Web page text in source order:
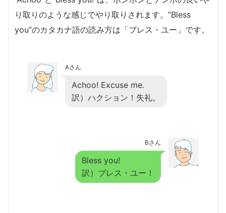
り取りのような感じでやり取りされます。”Bless
you”のカタカナ語の読み方は「ブレス・ユー」です。
Aさん
Achoo! Excuse me.
訳）ハクション！失礼。
Bさん
Bless you!
訳）ブレス・ユー！